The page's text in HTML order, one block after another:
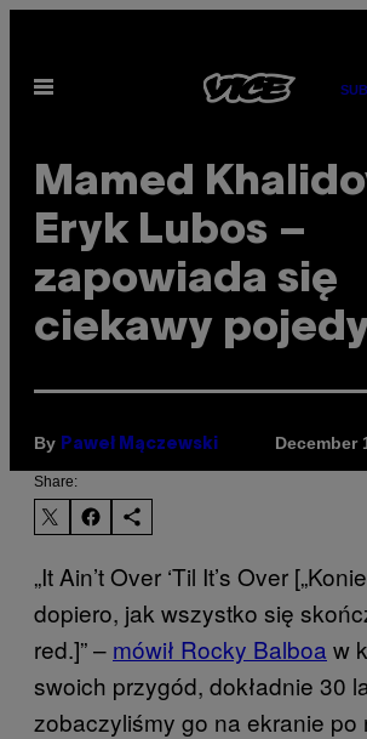
content
Open
Mamed
Eryk Lubos –
zapowiada się
ciekawy
By Paweł Mączewski December
Share:
„It Ain’t Over ‘Til It’s Over
dopiero, jak wszystko się
red.]” – mówił Rocky Balboa w
swoich przygód, dokładnie 30
zobaczyliśmy go na ekranie po